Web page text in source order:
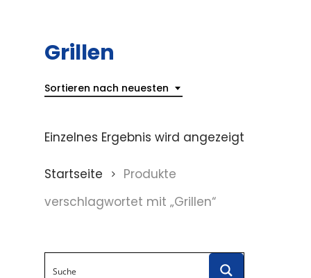
Grillen
Sortieren nach neuesten
Einzelnes Ergebnis wird angezeigt
Startseite
Produkte
verschlagwortet mit „Grillen“